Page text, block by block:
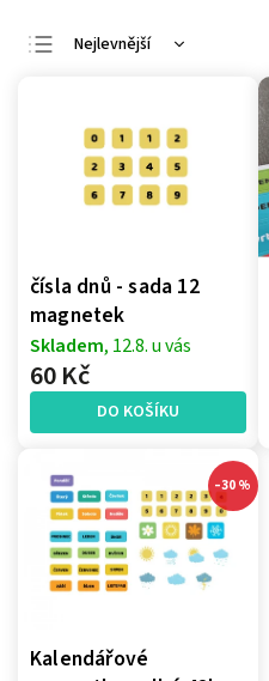
Nejlevnější
Nejdražší
Nejprodávanější
Abecedně
čísla dnů - sada 12
magnetek
Skladem, 12.8. u vás
60 Kč
DO KOŠÍKU
–30 %
Kalendářové